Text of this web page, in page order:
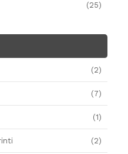
(25)
(2)
(7)
(1)
(2)